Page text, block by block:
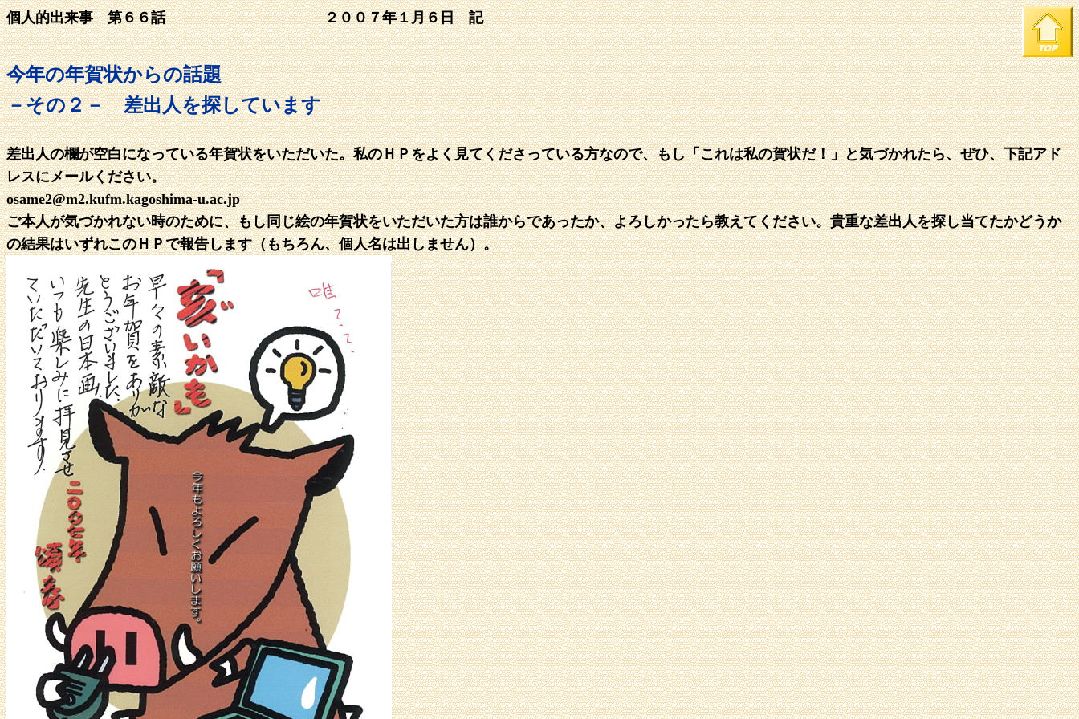
個人的出来事 第６６話 ２００７年１月６日 記
今年の年賀状からの話題
－その２－ 差出人を探しています
差出人の欄が空白になっている年賀状をいただいた。私のＨＰをよく見てくださっている方なので、もし「これは私の賀状だ！」と気づかれたら、ぜひ、下記アド
レスにメールください。
osame2@m2.kufm.kagoshima-u.ac.jp
ご本人が気づかれない時のために、もし同じ絵の年賀状をいただいた方は誰からであったか、よろしかったら教えてください。貴重な差出人を探し当てたかどうか
の結果はいずれこのＨＰで報告します（もちろん、個人名は出しません）。